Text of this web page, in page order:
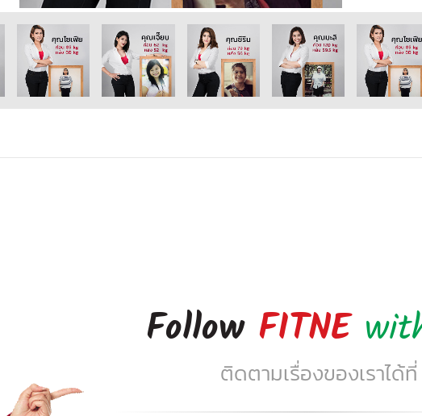
Follow FITNE
ติดตามเรื่องของเราได้ที่